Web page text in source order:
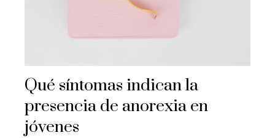
Qué síntomas indican la
presencia de anorexia en
jóvenes